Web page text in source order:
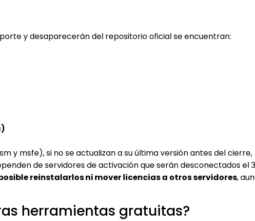
y desaparecerán del repositorio oficial se encuentran:
y msfe), si no se actualizan a su última versión antes del cierre,
de servidores de activación que serán desconectados el
reinstalarlos ni mover licencias a otros servidores,
herramientas gratuitas?